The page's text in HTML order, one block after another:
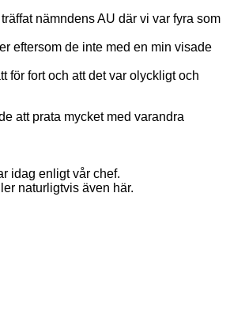
nämndens AU där vi var fyra som
eftersom de inte med en min visade
för fort och att det var olyckligt och
att prata mycket med varandra
idag enligt vår chef.
naturligtvis även här.